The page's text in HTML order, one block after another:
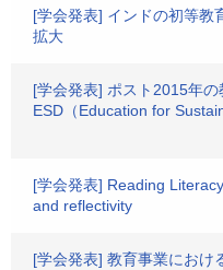
[学会発表] インドの初等教
拡大
[学会発表] ポスト2015年の
ESD（Education for
[学会発表] Reading
and reflectivity
[学会発表] 教育事業におけ